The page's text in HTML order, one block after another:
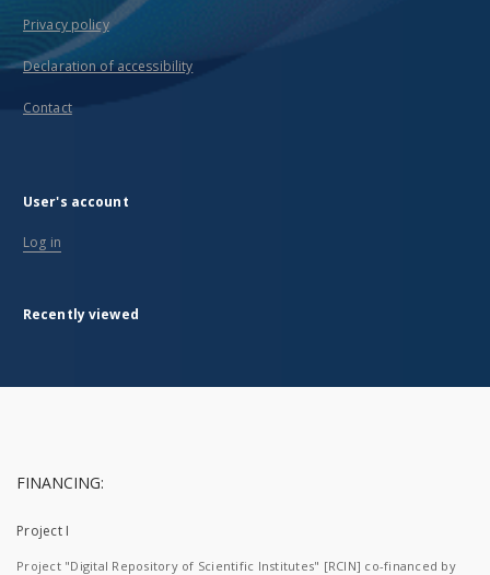
Privacy policy
Declaration of accessibility
Contact
User's account
Log in
Recently viewed
FINANCING:
Project I
Project "Digital Repository of Scientific Institutes" [RCIN] co-financed by